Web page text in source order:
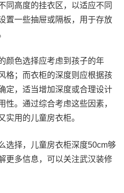
同高度的挂衣区，以适应不同
置一些抽屉或隔板，用于存放
颜色选择应考虑到孩子的年
格；而衣柜的深度则应根据孩
定，适当增加深度或合理设计
性。通过综合考虑这些因素，
实用的儿童房衣柜。
选择，儿童房衣柜深度50cm够
更多信息，可以关注武汉装修